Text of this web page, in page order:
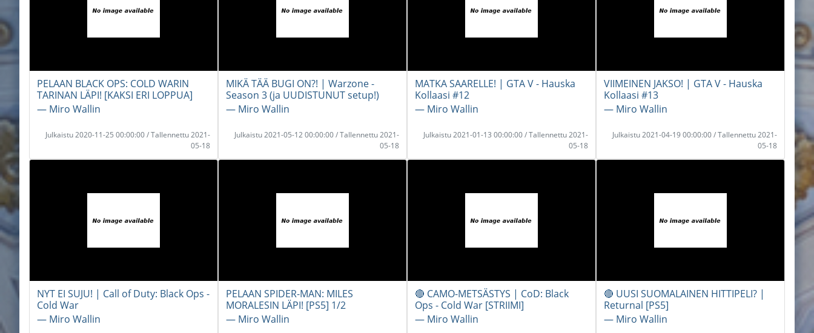
PELAAN BLACK OPS: COLD WARIN
TARINAN LÄPI! [KAKSI ERI LOPPUA]
― Miro Wallin
Julkaistu 2020-11-25 00:00:00 / Tallennettu 2021-
05-18
MIKÄ TÄÄ BUGI ON?! | Warzone -
Season 3 (ja UUDISTUNUT setup!)
― Miro Wallin
Julkaistu 2021-05-12 00:00:00 / Tallennettu 2021-
05-18
MATKA SAARELLE! | GTA V - Hauska
Kollaasi #12
― Miro Wallin
Julkaistu 2021-01-13 00:00:00 / Tallennettu 2021-
05-18
VIIMEINEN JAKSO! | GTA V - Hauska
Kollaasi #13
― Miro Wallin
Julkaistu 2021-04-19 00:00:00 / Tallennettu 2021-
05-18
NYT EI SUJU! | Call of Duty: Black Ops -
Cold War
― Miro Wallin
PELAAN SPIDER-MAN: MILES
MORALESIN LÄPI! [PS5] 1/2
― Miro Wallin
🔴 CAMO-METSÄSTYS | CoD: Black
Ops - Cold War [STRIIMI]
― Miro Wallin
🔴 UUSI SUOMALAINEN HITTIPELI? |
Returnal [PS5]
― Miro Wallin